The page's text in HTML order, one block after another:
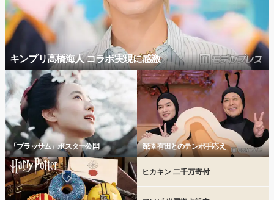
キンプリ高橋海人 コラボ実現に感激
「ブラッサム」ポスター公開 深澤 有田とのテンポ手応え
ヒカキン 二千万寄付